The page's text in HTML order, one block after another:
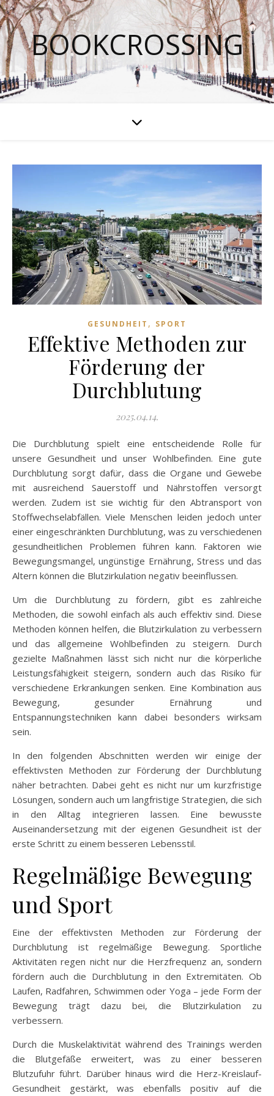
BOOKCROSSING
GESUNDHEIT , SPORT
Effektive Methoden zur
Förderung der
Durchblutung
2025.04.14.
Die Durchblutung spielt eine entscheidende Rolle für
unsere Gesundheit und unser Wohlbefinden. Eine gute
Durchblutung sorgt dafür, dass die Organe und Gewebe
mit ausreichend Sauerstoff und Nährstoffen versorgt
werden. Zudem ist sie wichtig für den Abtransport von
Stoffwechselabfällen. Viele Menschen leiden jedoch unter
einer eingeschränkten Durchblutung, was zu verschiedenen
gesundheitlichen Problemen führen kann. Faktoren wie
Bewegungsmangel, ungünstige Ernährung, Stress und das
Altern können die Blutzirkulation negativ beeinflussen.
Um die Durchblutung zu fördern, gibt es zahlreiche
Methoden, die sowohl einfach als auch effektiv sind. Diese
Methoden können helfen, die Blutzirkulation zu verbessern
und das allgemeine Wohlbefinden zu steigern. Durch
gezielte Maßnahmen lässt sich nicht nur die körperliche
Leistungsfähigkeit steigern, sondern auch das Risiko für
verschiedene Erkrankungen senken. Eine Kombination aus
Bewegung, gesunder Ernährung und
Entspannungstechniken kann dabei besonders wirksam
sein.
In den folgenden Abschnitten werden wir einige der
effektivsten Methoden zur Förderung der Durchblutung
näher betrachten. Dabei geht es nicht nur um kurzfristige
Lösungen, sondern auch um langfristige Strategien, die sich
in den Alltag integrieren lassen. Eine bewusste
Auseinandersetzung mit der eigenen Gesundheit ist der
erste Schritt zu einem besseren Lebensstil.
Regelmäßige Bewegung
und Sport
Eine der effektivsten Methoden zur Förderung der
Durchblutung ist regelmäßige Bewegung. Sportliche
Aktivitäten regen nicht nur die Herzfrequenz an, sondern
fördern auch die Durchblutung in den Extremitäten. Ob
Laufen, Radfahren, Schwimmen oder Yoga – jede Form der
Bewegung trägt dazu bei, die Blutzirkulation zu
verbessern.
Durch die Muskelaktivität während des Trainings werden
die Blutgefäße erweitert, was zu einer besseren
Blutzufuhr führt. Darüber hinaus wird die Herz-Kreislauf-
Gesundheit gestärkt, was ebenfalls positiv auf die